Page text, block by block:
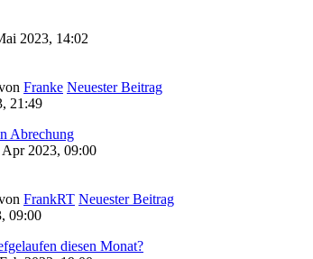
2023, 14:02
Franke Neuester Beitrag
21:49
Abrechung
Apr 2023, 09:00
FrankRT Neuester Beitrag
09:00
diesen Monat?